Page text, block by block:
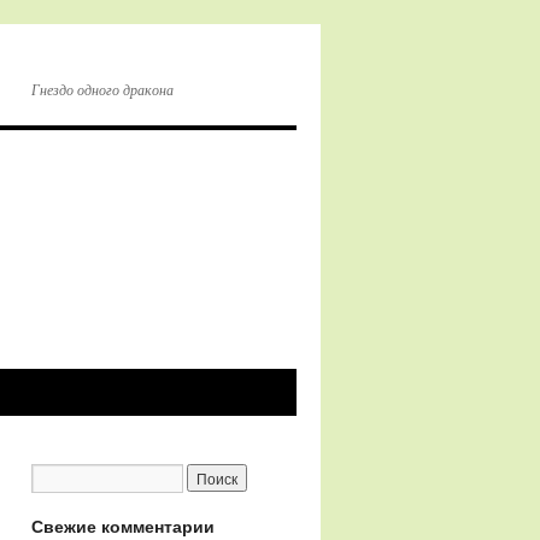
Гнездо одного дракона
Свежие комментарии